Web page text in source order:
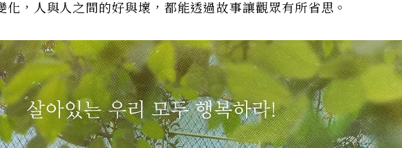
化，人與人之間的好與壞，都能透過故事讓觀眾有所省思。